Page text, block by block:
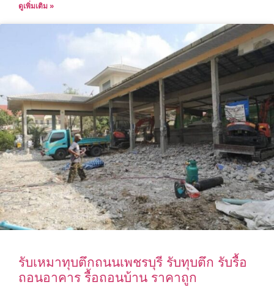
ดูเพิ่มเติม »
รับเหมาทุบตึกถนนเพชรบุรี รับทุบตึก รับรื้อ
ถอนอาคาร รื้อถอนบ้าน ราคาถูก